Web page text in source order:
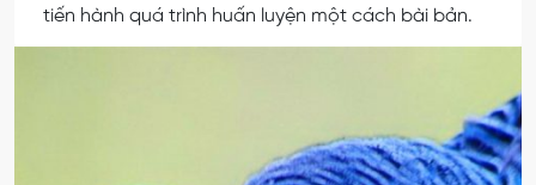
tiến hành quá trình huấn luyện một cách bài bản.